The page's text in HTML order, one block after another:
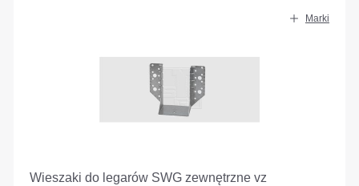
Marki
Wieszaki do legarów SWG zewnętrzne vz